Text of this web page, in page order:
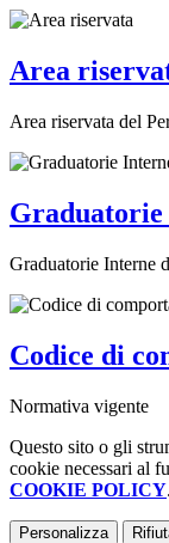
Area
Area riservata del
Graduatorie Interne
Codice di
Normativa vigente
Questo sito o gli
cookie necessari al
COOKIE POLICY.
Personalizza